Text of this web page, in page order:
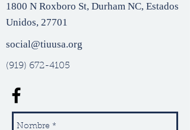
1800 N Roxboro St, Durham NC, Estados
Unidos, 27701
social@tiuusa.org
(919) 672-4105